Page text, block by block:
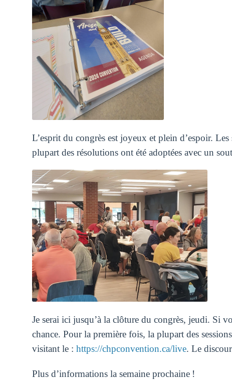
L’esprit du congrès est joyeux et plein d’espoir.
plupart des résolutions ont été adoptées avec un
Je serai ici jusqu’à la clôture du congrès, jeudi. Si
chance. Pour la première fois, la plupart des
visitant le : https://chpconvention.ca/live. Le
Plus d’informations la semaine prochaine !